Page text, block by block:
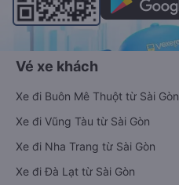
Vé xe khách
Xe đi Buôn Mê Thuột từ Sài Gòn
Xe đi Vũng Tàu từ Sài Gòn
Xe đi Nha Trang từ Sài Gòn
Xe đi Đà Lạt từ Sài Gòn